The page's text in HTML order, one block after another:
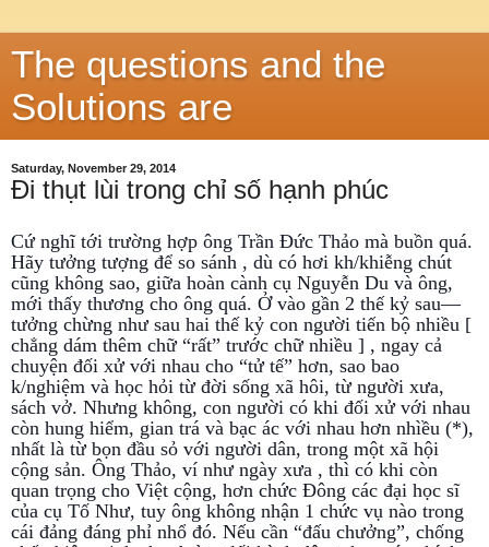
The questions and the
Solutions are
Saturday, November 29, 2014
Đi thụt lùi trong chỉ số hạnh phúc
Cứ nghĩ tới trường hợp ông Trần Đức Thảo mà buồn quá.
Hãy tưởng tượng để so sánh , dù có hơi kh/khiễng chút
cũng không sao, giữa hoàn cành cụ Nguyễn Du và ông,
mới thấy thương cho ông quá. Ở vào gần 2 thế kỷ sau—
tưởng chừng như sau hai thế kỷ con người tiến bộ nhiều [
chẳng dám thêm chữ “rất” trước chữ nhiều ] , ngay cả
chuyện đối xử với nhau cho “tử tế” hơn, sao bao
k/nghiệm và học hỏi từ đời sống xã hôi, từ người xưa,
sách vở. Nhưng không, con người có khi đối xử với nhau
còn hung hiểm, gian trá và bạc ác với nhau hơn nhìều (*),
nhất là từ bọn đầu sỏ với người dân, trong một xã hội
cộng sản. Ông Thảo, ví như ngày xưa , thì có khi còn
quan trọng cho Việt cộng, hơn chức Đông các đại học sĩ
của cụ Tố Như, tuy ông không nhận 1 chức vụ nào trong
cái đảng đáng phỉ nhổ đó. Nếu cần “đấu chưởng”, chống